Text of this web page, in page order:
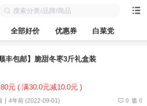
全部好价 优惠券 白菜党
顺丰包邮】脆甜冬枣3斤礼盒装
元 ( 满30.0元减10.0元 )
4年前 (2022-09-01) 0 0